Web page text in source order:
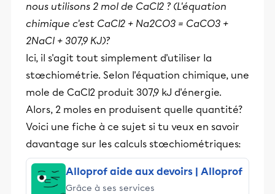
nous utilisons 2 mol de CaCl2 ? (L'équation
chimique c'est CaCl2 + Na2CO3 = CaCO3 +
2NaCl + 307,9 KJ)?
Ici, il s'agit tout simplement d'utiliser la
stœchiométrie. Selon l'équation chimique, une
mole de CaCl2 produit 307,9 kJ d'énergie.
Alors, 2 moles en produisent quelle quantité?
Voici une fiche à ce sujet si tu veux en savoir
davantage sur les calculs stœchiométriques:
Alloprof aide aux devoirs | Alloprof
Grâce à ses services